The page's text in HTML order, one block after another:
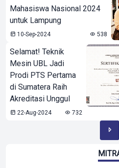
Mahasiswa Nasional 2024
untuk Lampung
10-Sep-2024 538
Selamat! Teknik
Mesin UBL Jadi
Prodi PTS Pertama
di Sumatera Raih
Akreditasi Unggul
22-Aug-2024 732